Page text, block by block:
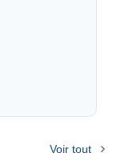
Voir tout